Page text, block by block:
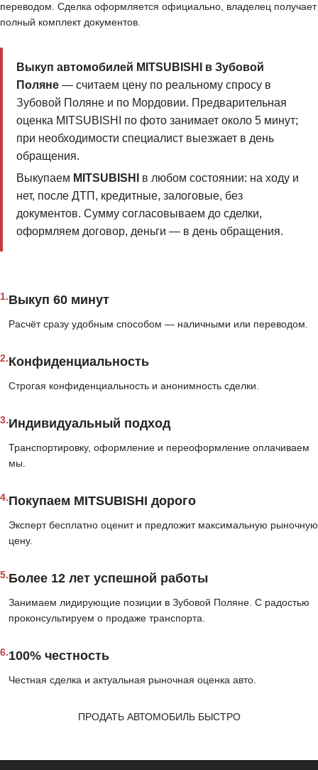
переводом. Сделка оформляется официально, владелец получает
полный комплект документов.
Выкуп автомобилей MITSUBISHI в Зубовой
Поляне— считаем цену по реальному спросу в
Зубовой Поляне и по Мордовии. Предварительная
оценка MITSUBISHI по фото занимает около 5 минут;
при необходимости специалист выезжает в день
обращения.
Выкупаем MITSUBISHI
в любом состоянии: на ходу и
нет, после ДТП, кредитные, залоговые, без
документов. Сумму согласовываем до сделки,
оформляем договор, деньги — в день обращения.
1.Выкуп 60 минут
Расчёт сразу удобным способом — наличными или переводом.
2.Конфиденциальность
Строгая конфиденциальность и анонимность сделки.
3.Индивидуальный подход
Транспортировку, оформление и переоформление оплачиваем
мы.
4.Покупаем MITSUBISHI дорого
Эксперт бесплатно оценит и предложит максимальную рыночную
цену.
5.Более 12 лет успешной работы
Занимаем лидирующие позиции в Зубовой Поляне. С радостью
проконсультируем о продаже транспорта.
6.100% честность
Честная сделка и актуальная рыночная оценка авто.
ПРОДАТЬ АВТОМОБИЛЬ БЫСТРО